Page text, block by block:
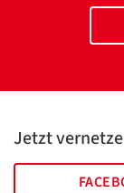
Jetzt